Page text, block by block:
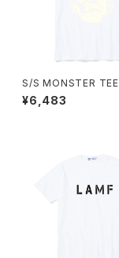
S/S MONSTER TEE
¥6,483